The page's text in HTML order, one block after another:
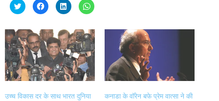
Click
to
share
Twitter
(Opens
in
new
window)
Click
to
share
Facebook
(Opens
in
new
window)
Click
to
share
LinkedIn
(Opens
in
new
window)
Click
to
WhatsApp
(Opens
in
new
window)
उच्च विकास दर के साथ भारत दुनिया
कनाडा के वॉरेन बफे प्रेम वात्सा ने की